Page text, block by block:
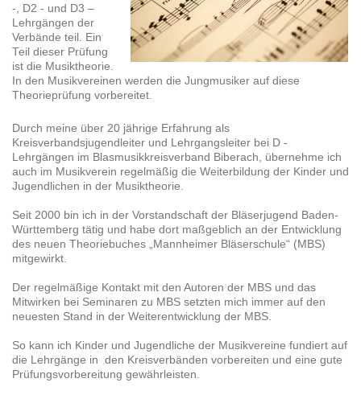
-, D2 - und D3 –
Lehrgängen der
Verbände teil. Ein
Teil dieser Prüfung
ist die Musiktheorie.
In den Musikvereinen werden die Jungmusiker auf diese
Theorieprüfung vorbereitet.
Durch meine über 20 jährige Erfahrung als
Kreisverbandsjugendleiter und Lehrgangsleiter bei D -
Lehrgängen im Blasmusikkreisverband Biberach, übernehme ich
auch im Musikverein regelmäßig die Weiterbildung der Kinder und
Jugendlichen in der Musiktheorie.
Seit 2000 bin ich in der Vorstandschaft der Bläserjugend Baden-
Württemberg tätig und habe dort maßgeblich an der Entwicklung
des neuen Theoriebuches „Mannheimer Bläserschule“ (MBS)
mitgewirkt.
Der regelmäßige Kontakt mit den Autoren der MBS und das
Mitwirken bei Seminaren zu MBS setzten mich immer auf den
neuesten Stand in der Weiterentwicklung der MBS.
So kann ich Kinder und Jugendliche der Musikvereine fundiert auf
die Lehrgänge in den Kreisverbänden vorbereiten und eine gute
Prüfungsvorbereitung gewährleisten.